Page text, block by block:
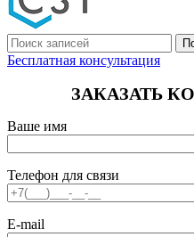
Бесплатная консультация
ЗАКАЗАТЬ
Ваше имя
Телефон для связи
E-mail